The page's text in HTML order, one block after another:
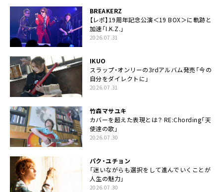
BREAKERZ
【レポ】19周年記念公演＜19 BOX＞に軌跡と
加速「I.K.Z.」
2026.07.31
IKUO
スラップ・オンリーの3rdアルバム発売「今の
自分をダイレクトに」
2026.07.31
竹森マサユキ
カバーを超えた表現とは？ RE:Chording「天
使達の歌」
2026.07.30
パク・ユチョン
「迷いながらも選択をして進んでいくことが
人生の魅力」
2026.07.30